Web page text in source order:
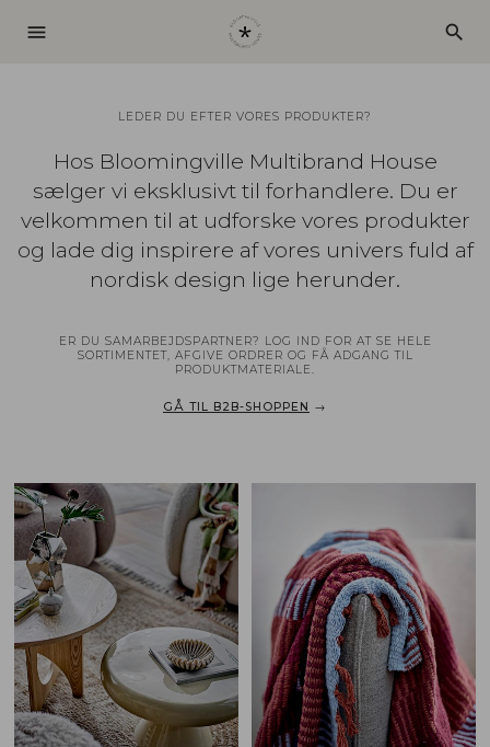
menu search
LEDER DU EFTER VORES PRODUKTER?
Hos Bloomingville Multibrand House
sælger vi eksklusivt til forhandlere. Du er
velkommen til at udforske vores produkter
og lade dig inspirere af vores univers fuld af
nordisk design lige herunder.
ER DU SAMARBEJDSPARTNER? LOG IND FOR AT SE HELE
SORTIMENTET, AFGIVE ORDRER OG FÅ ADGANG TIL
PRODUKTMATERIALE.
GÅ TIL B2B-SHOPPEN →